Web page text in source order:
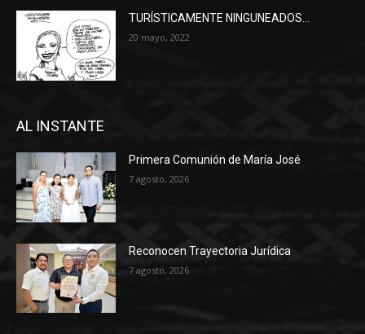
TURÍSTICAMENTE NINGUNEADOS…
20 mayo, 2022
AL INSTANTE
Primera Comunión de María José
7 agosto, 2026
Reconocen Trayectoria Jurídica
7 agosto, 2026